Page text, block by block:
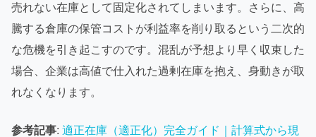
売れない在庫として固定化されてしまいます。さらに、高
騰する倉庫の保管コストが利益率を削り取るという二次的
な危機を引き起こすのです。混乱が予想より早く収束した
場合、企業は高値で仕入れた過剰在庫を抱え、身動きが取
れなくなります。
参考記事: 適正在庫（適正化）完全ガイド｜計算式から現